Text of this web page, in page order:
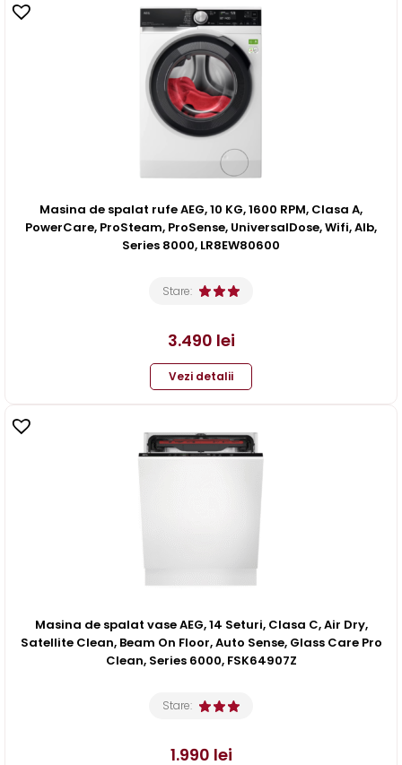
Masina de spalat rufe AEG, 10 KG, 1600 RPM, Clasa A,
PowerCare, ProSteam, ProSense, UniversalDose, Wifi, Alb,
Series 8000, LR8EW80600
Stare:
3.490 lei
Vezi detalii
Masina de spalat vase AEG, 14 Seturi, Clasa C, Air Dry,
Satellite Clean, Beam On Floor, Auto Sense, Glass Care Pro
Clean, Series 6000, FSK64907Z
Stare:
1.990 lei